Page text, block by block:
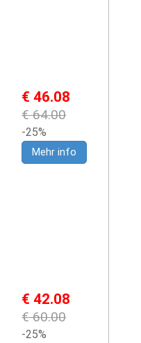
€ 46.08
€ 64.00
-25%
Mehr info
€ 42.08
€ 60.00
-25%